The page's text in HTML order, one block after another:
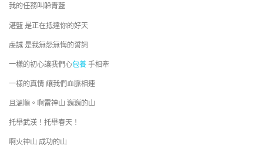
我的任務叫躲青藍
湛藍 是正在抵達你的好天
虔誠 是我無怨無悔的誓詞
一樣的初心讓我們心包養手相牽
一樣的真情 讓我們血脈相連
且溫順。啊雷神山 巍巍的山
托舉武漢！托舉春天！
啊火神山 成功的山